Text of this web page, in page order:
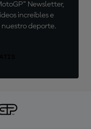
Newsletter,
increíbles e
nuestro deporte.